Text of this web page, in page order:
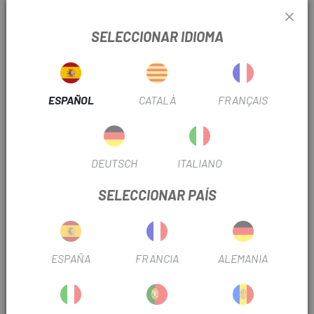
. Nueva tecnología antimicrobiana, plástico 100% libre de
un 50 % mayor: válvula de doble caudal
. Aislamiento térmico
. Siempre fresco: construcción de triple pared para
OPINIONES
PRODUCTOS SIMILARES
SELECCIONAR IDIOMA
ESPAÑOL CATALÀ FRANÇAIS
DEUTSCH ITALIANO
SELECCIONAR PAÍS
ESPAÑA FRANCIA ALEMANIA